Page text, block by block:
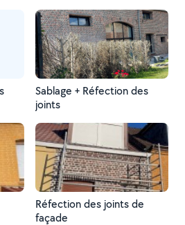
Sablage + Réfection des
joints
Réfection des joints de
façade